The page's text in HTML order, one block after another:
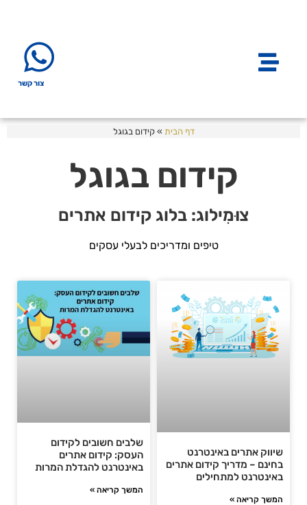
צור קשר
דף הבית »קידום בגוגל
קידום בגוגל
צוּמִילוג: בלוג קידום אתרים
טיפים ומדריכים לבעלי עסקים
שיווק אתרים באינטרנט
בחינם – מדריך קידום אתרים
באינטרנט למתחילים
המשך קריאה »
שלבים חשובים לקידום
העסק: קידום אתרים
באינטרנט להגדלת המרות
המשך קריאה »